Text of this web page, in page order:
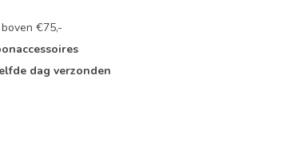
€75,-
dag verzonden